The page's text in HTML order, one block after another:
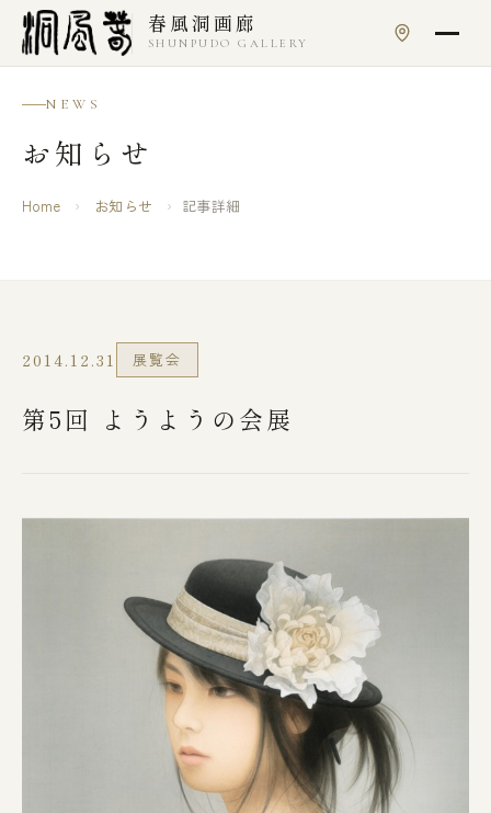
本文へスキップ 春風洞画廊
SHUNPUDO GALLERY
NEWS
お知らせ
Home › お知らせ › 記事詳細
2014.12.31 展覧会
第5回 ようようの会展